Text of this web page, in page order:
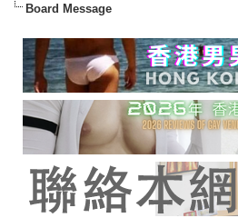
Board Message